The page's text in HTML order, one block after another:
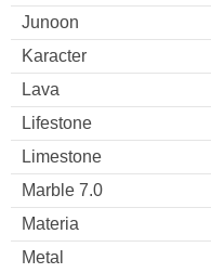
Junoon
Karacter
Lava
Lifestone
Limestone
Marble 7.0
Materia
Metal